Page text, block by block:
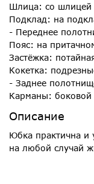
Шлица: со шлицей
Подклад: на
- Переднее
Пояс: на
Застёжка:
Кокетка:
- Заднее
Карманы: боковой
Описание
Юбка практична и
на любой случай